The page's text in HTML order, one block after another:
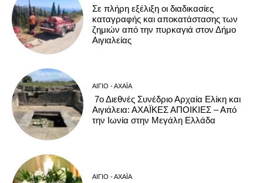
Σε πλήρη εξέλιξη οι διαδικασίες
καταγραφής και αποκατάστασης των
ζημιών από την πυρκαγιά στον Δήμο
Αιγιαλείας
ΑΊΓΙΟ - ΑΧΑΪ́Α
7ο Διεθνές Συνέδριο Αρχαία Ελίκη και
Αιγιάλεια: ΑΧΑΪΚΕΣ ΑΠΟΙΚΙΕΣ – Από
την Ιωνία στην Μεγάλη Ελλάδα
ΑΊΓΙΟ - ΑΧΑΪ́Α